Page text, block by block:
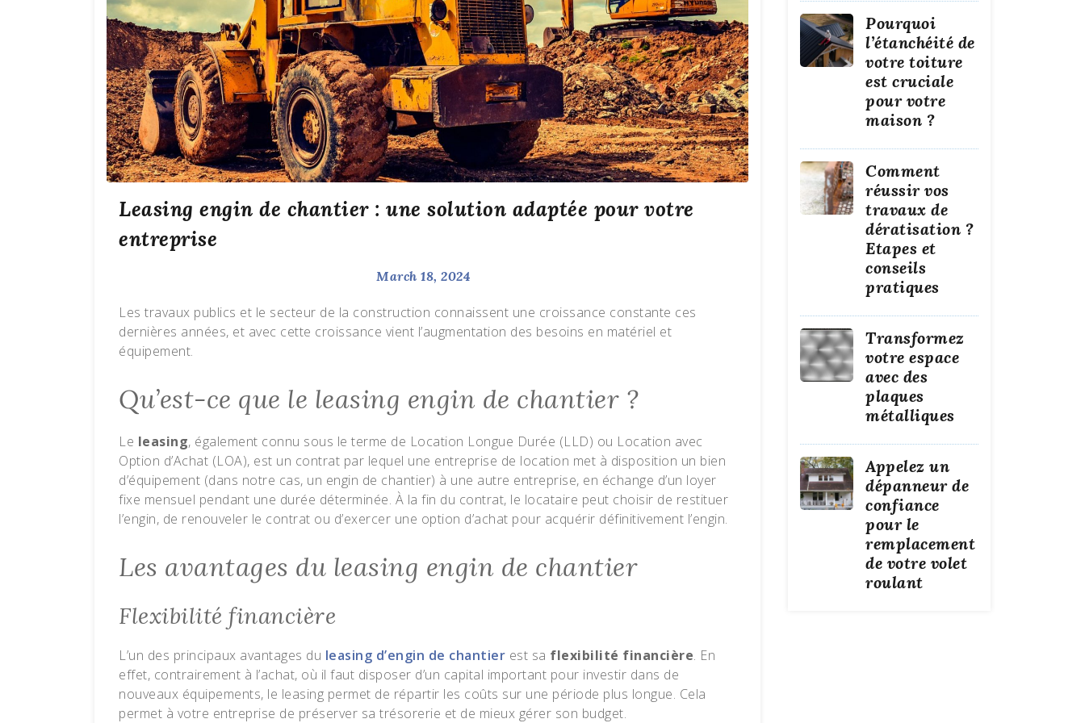
Leasing engin de chantier : une solution adaptée pour votre
entreprise
March 18, 2024
Les travaux publics et le secteur de la construction connaissent une croissance constante ces
dernières années, et avec cette croissance vient l’augmentation des besoins en matériel et
équipement.
Qu’est-ce que le leasing engin de chantier ?
Le leasing, également connu sous le terme de Location Longue Durée (LLD) ou Location avec
Option d’Achat (LOA), est un contrat par lequel une entreprise de location met à disposition un bien
d’équipement (dans notre cas, un engin de chantier) à une autre entreprise, en échange d’un loyer
fixe mensuel pendant une durée déterminée. À la fin du contrat, le locataire peut choisir de restituer
l’engin, de renouveler le contrat ou d’exercer une option d’achat pour acquérir définitivement l’engin.
Les avantages du leasing engin de chantier
Flexibilité financière
L’un des principaux avantages du leasing d’engin de chantier est sa flexibilité financière. En
effet, contrairement à l’achat, où il faut disposer d’un capital important pour investir dans de
nouveaux équipements, le leasing permet de répartir les coûts sur une période plus longue. Cela
permet à votre entreprise de préserver sa trésorerie et de mieux gérer son budget.
Pourquoi
l’étanchéité de
votre toiture
est cruciale
pour votre
maison ?
Comment
réussir vos
travaux de
dératisation ?
Etapes et
conseils
pratiques
Transformez
votre espace
avec des
plaques
métalliques
Appelez un
dépanneur de
confiance
pour le
remplacement
de votre volet
roulant